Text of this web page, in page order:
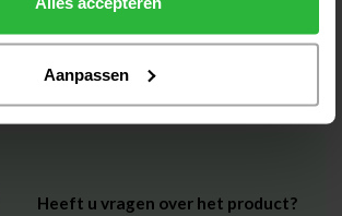
Aanpassen
staal LH
voorraad
€220,00
Heeft u vragen over het product?